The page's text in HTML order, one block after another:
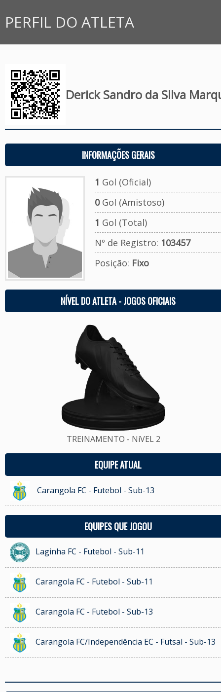
PERFIL DO ATLETA
Derick Sandro da SIlva
INFORMAÇÕES GERAIS
1 Gol (Oficial)
0Gol (Amistoso)
1 Gol (Total)
Nº de Registro: 103457
Posição: Fixo
NÍVEL DO ATLETA - JOGOS OFICIAIS
TREINAMENTO - NíVEL 2
EQUIPE ATUAL
Carangola FC - Futebol - Sub-13
EQUIPES QUE JOGOU
Laginha FC - Futebol - Sub-11
Carangola FC - Futebol - Sub-11
Carangola FC - Futebol - Sub-13
Carangola FC/Independência EC - Futsal - Sub-13